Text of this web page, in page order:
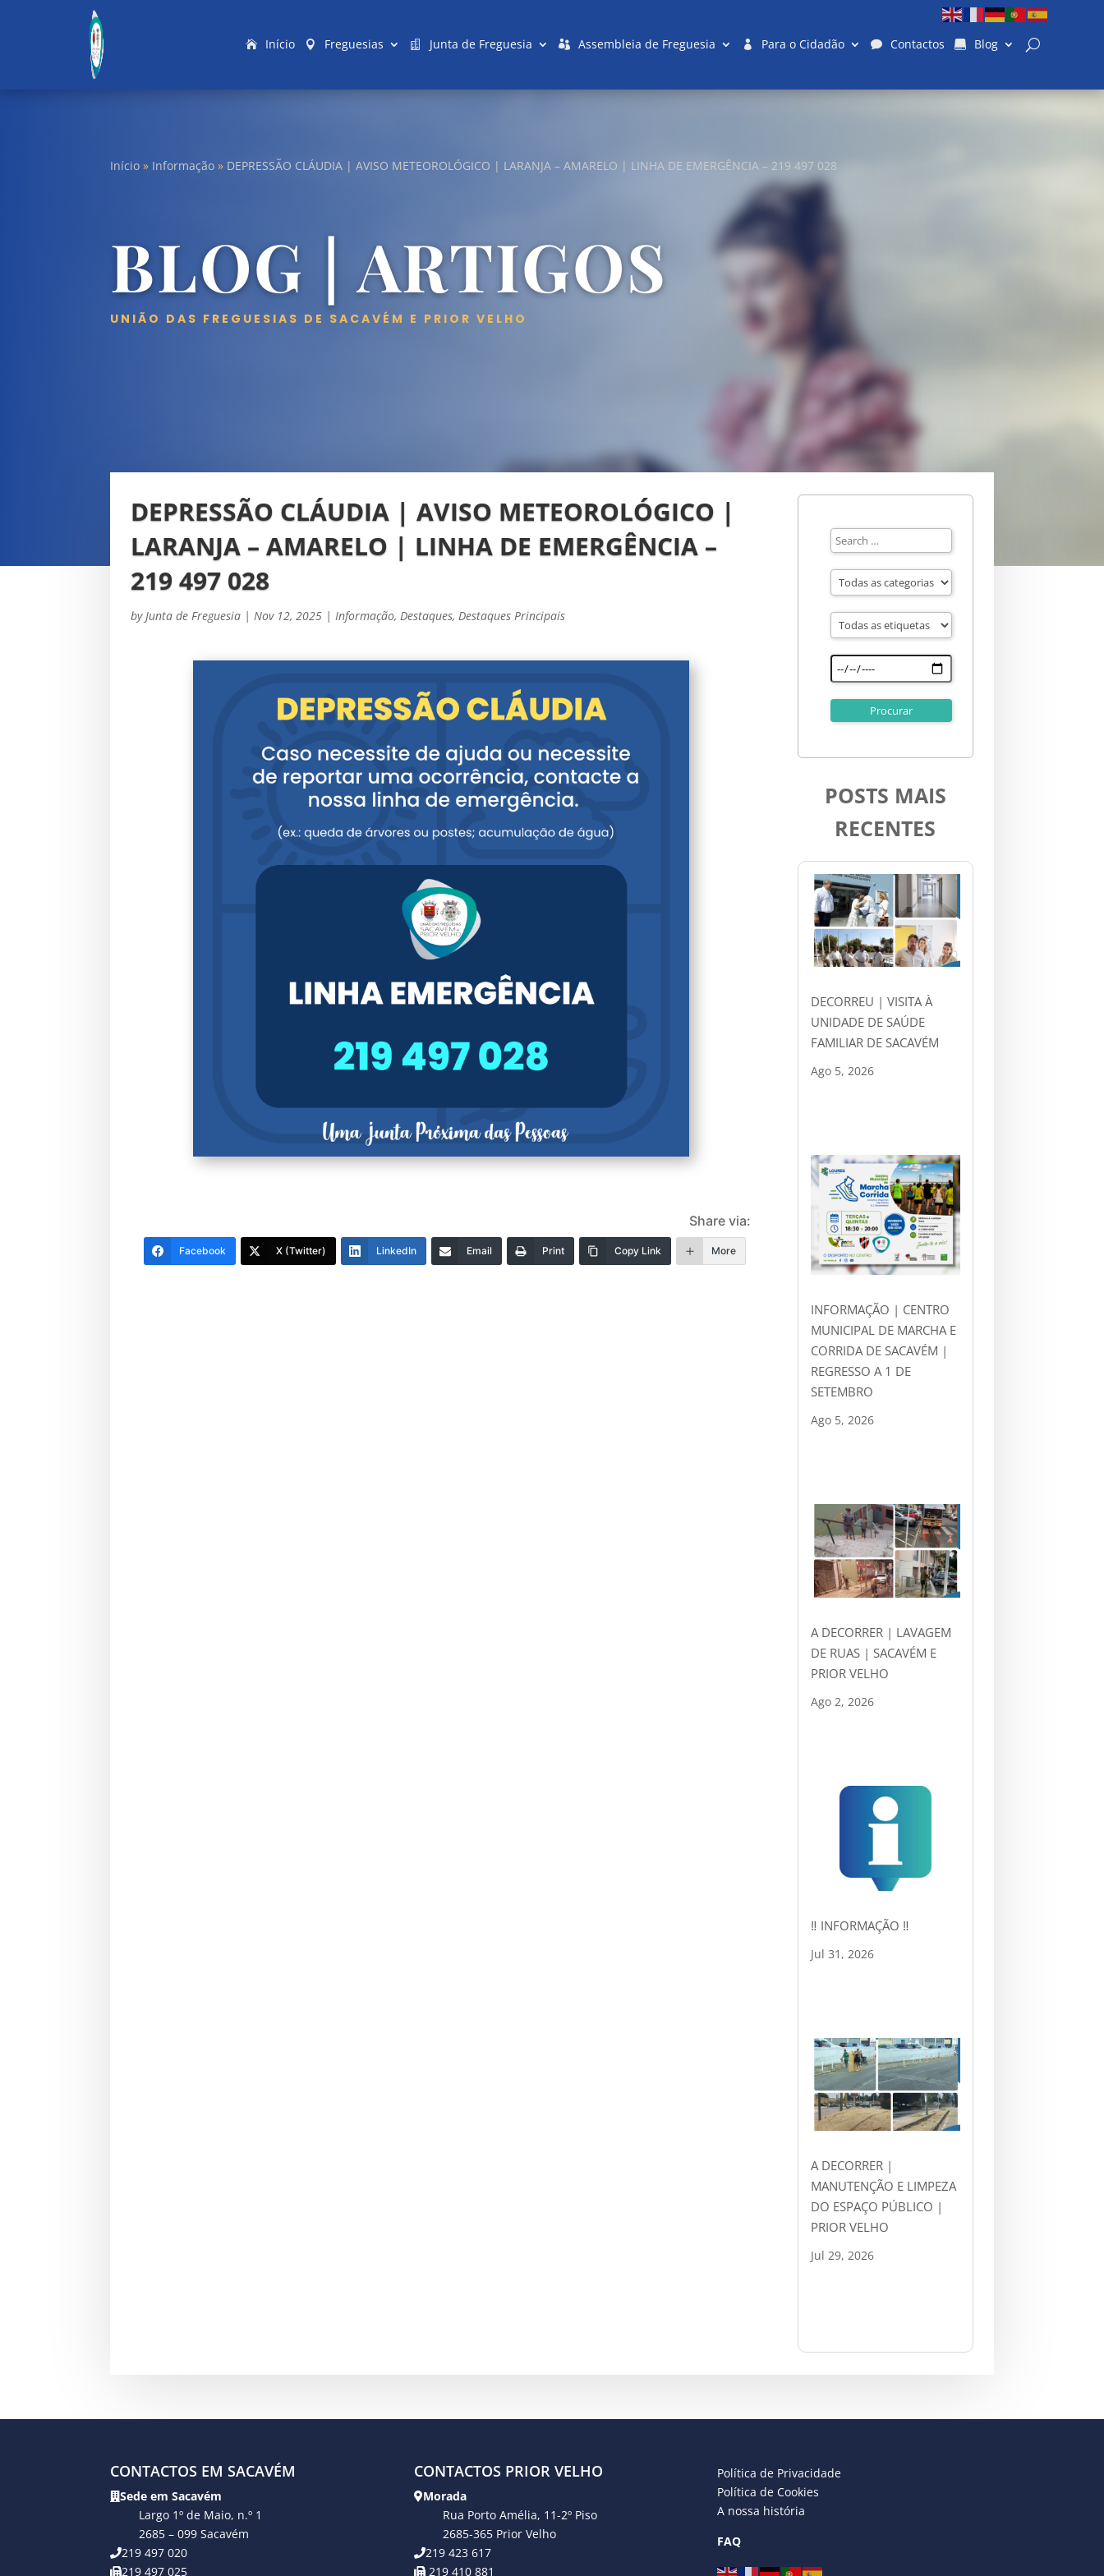
Início Freguesias Junta de Freguesia Assembleia de Freguesia Para o Cidadão Contactos Blog
Início » Informação » DEPRESSÃO CLÁUDIA | AVISO METEOROLÓGICO | LARANJA – AMARELO | LINHA DE EMERGÊNCIA – 219 497 028
BLOG | ARTIGOS
UNIÃO DAS FREGUESIAS DE SACAVÉM E PRIOR VELHO
DEPRESSÃO CLÁUDIA | AVISO METEOROLÓGICO |
LARANJA – AMARELO | LINHA DE EMERGÊNCIA –
219 497 028
by Junta de Freguesia | Nov 12, 2025 | Informação, Destaques, Destaques Principais
Share via:
Facebook X (Twitter) LinkedIn Email Print Copy Link More
POSTS MAIS
RECENTES
DECORREU | VISITA À
UNIDADE DE SAÚDE
FAMILIAR DE SACAVÉM
Ago 5, 2026
INFORMAÇÃO | CENTRO
MUNICIPAL DE MARCHA E
CORRIDA DE SACAVÉM |
REGRESSO A 1 DE
SETEMBRO
Ago 5, 2026
A DECORRER | LAVAGEM
DE RUAS | SACAVÉM E
PRIOR VELHO
Ago 2, 2026
‼ INFORMAÇÃO ‼
Jul 31, 2026
A DECORRER |
MANUTENÇÃO E LIMPEZA
DO ESPAÇO PÚBLICO |
PRIOR VELHO
Jul 29, 2026
CONTACTOS EM SACAVÉM
Sede em Sacavém
Largo 1º de Maio, n.º 1
2685 – 099 Sacavém
219 497 020
219 497 025
CONTACTOS PRIOR VELHO
Morada
Rua Porto Amélia, 11-2º Piso
2685-365 Prior Velho
219 423 617
219 410 881
Política de Privacidade
Política de Cookies
A nossa história
FAQ